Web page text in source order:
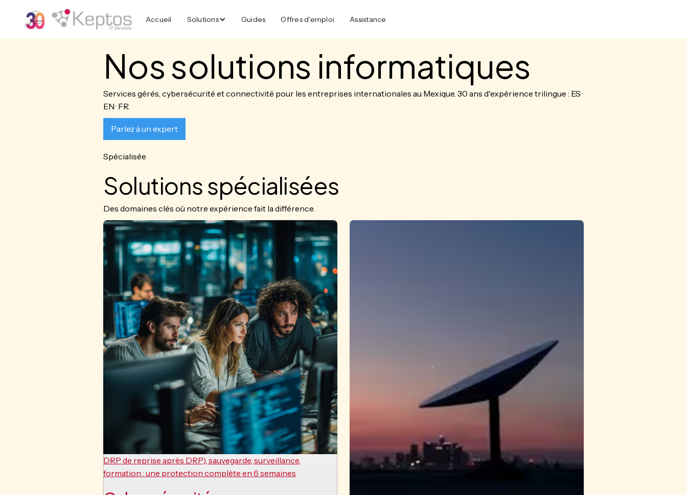
Accueil Solutions Guides Offres d'emploi Assistance
Nos solutions informatiques
Services gérés, cybersécurité et connectivité pour les entreprises internationales au Mexique. 30 ans d'expérience trilingue : ES ·
EN · FR.
Parlez à un expert
Spécialisée
Solutions spécialisées
Des domaines clés où notre expérience fait la différence.
DRP de reprise après DRP), sauvegarde, surveillance,
formation : une protection complète en 6 semaines